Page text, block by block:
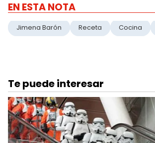
EN ESTA NOTA
Jimena Barón Receta Cocina